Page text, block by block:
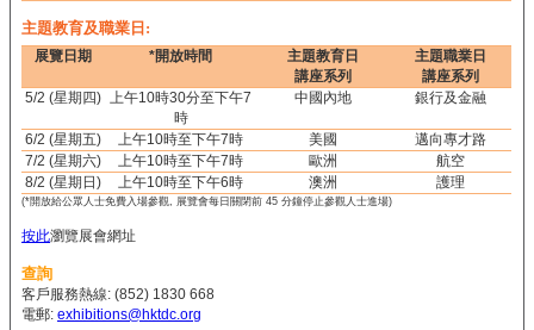
主題教育及職業日:
展覽日期 *開放時間
主題教育日
講座系列
主題職業日
講座系列
5/2 (星期四) 上午10時30分至下午7
時
中國內地 銀行及金融
6/2 (星期五) 上午10時至下午7時 美國
邁向專才路
7/2 (星期六)
上午10時至下午7時 歐洲
航空
8/2 (星期日)
上午10時至下午6時 澳洲 護理
(*開放給公眾人士免費入場參觀, 展覽會每日關閉前 45 分鐘停止參觀人士進場)
按此瀏覽展會網址
查詢
客戶服務熱線: (852) 1830 668
電郵: exhibitions@hktdc.org